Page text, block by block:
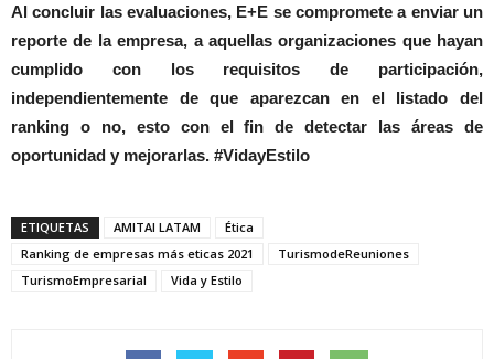
Al concluir las evaluaciones, E+E se compromete a enviar un
reporte de la empresa, a aquellas organizaciones que hayan
cumplido con los requisitos de participación,
independientemente de que aparezcan en el listado del
ranking o no, esto con el fin de detectar las áreas de
oportunidad y mejorarlas. #VidayEstilo
ETIQUETAS AMITAI LATAM
Ética
Ranking de empresas más eticas 2021
TurismodeReuniones
TurismoEmpresarial
Vida y Estilo